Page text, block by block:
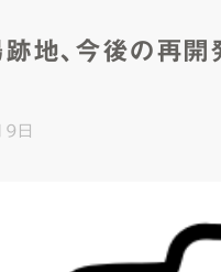
跡地、今後の再
日